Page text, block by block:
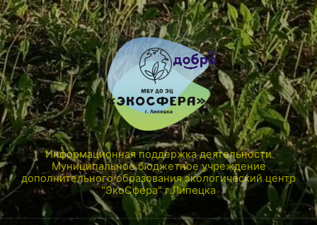
Информационная поддержка деятельности
Муниципальное бюджетное учреждение
дополнительного образования экологический центр
"ЭкоСфера" г.Липецка